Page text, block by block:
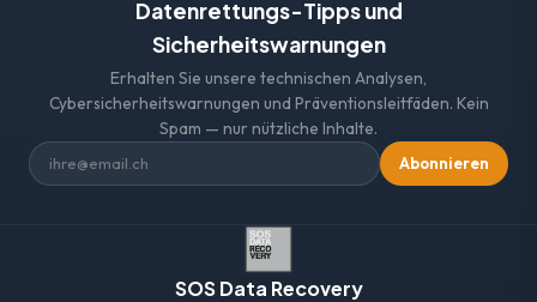
Datenrettungs-Tipps und
Sicherheitswarnungen
Erhalten Sie unsere technischen Analysen,
Cybersicherheitswarnungen und Präventionsleitfäden. Kein
Spam — nur nützliche Inhalte.
Abonnieren
SOS Data Recovery